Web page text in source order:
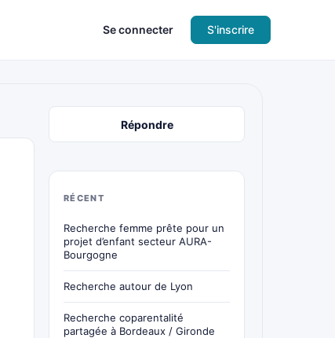
Se connecter S'inscrire
Répondre
RÉCENT
Recherche femme prête pour un
projet d’enfant secteur AURA-
Bourgogne
Recherche autour de Lyon
Recherche coparentalité
partagée à Bordeaux / Gironde